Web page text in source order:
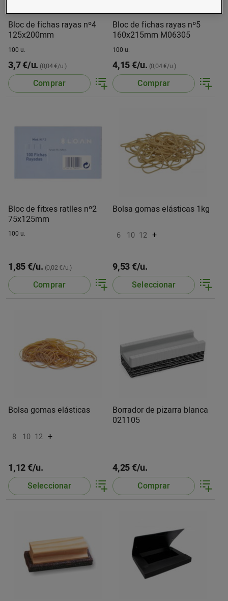
Bloc de fichas rayas nº4
125x200mm
100 u.
3,7 €/u. (0,04 €/u.)
Comprar
Bloc de fichas rayas nº5
160x215mm M06305
100 u.
4,15 €/u. (0,04 €/u.)
Comprar
Bloc de fitxes ratlles nº2
75x125mm
100 u.
1,85 €/u. (0,02 €/u.)
Comprar
Bolsa gomas elásticas 1kg
6 10 12 +
9,53 €/u.
Seleccionar
Bolsa gomas elásticas
8 10 12 +
1,12 €/u.
Seleccionar
Borrador de pizarra blanca
021105
4,25 €/u.
Comprar